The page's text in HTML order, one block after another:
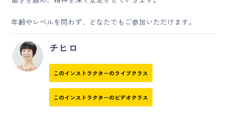
年齢やレベルを問わず、どなたでもご参加いただけます。
チヒロ
このインストラクターのライブクラス
このインストラクターのビデオクラス